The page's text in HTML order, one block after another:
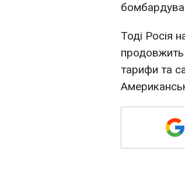
Тоді Росія
продовжить
тарифи та